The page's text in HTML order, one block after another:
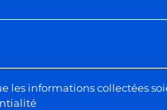
les informations collectées